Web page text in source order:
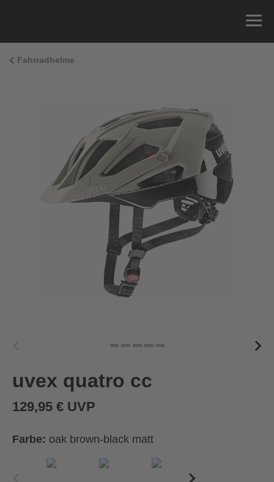
Fahrradhelme
uvex quatro cc
129,95 € UVP
Farbe: oak brown-black matt